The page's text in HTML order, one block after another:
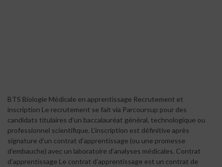
BTS Biologie Médicale en apprentissage Recrutement et
inscription Le recrutement se fait via Parcoursup pour des
candidats titulaires d’un baccalauréat général, technologique ou
professionnel scientifique. L’inscription est définitive après
signature d’un contrat d’apprentissage (ou une promesse
d’embauche) avec un laboratoire d’analyses médicales. Contrat
d’apprentissage Le contrat d’apprentissage est un contrat de